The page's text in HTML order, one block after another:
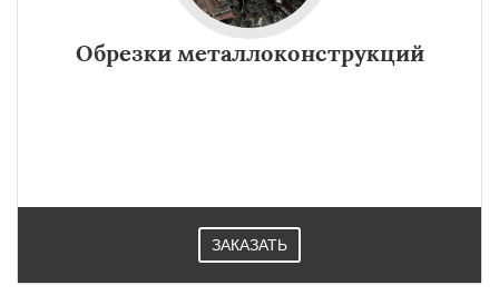
Обрезки металлоконструкций
ЗАКАЗАТЬ